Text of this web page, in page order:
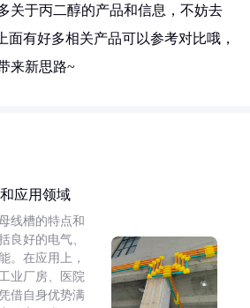
关于丙二醇的产品和信息，不妨去
面有好多相关产品可以参考对比哦，
来新思路~
应用领域
线槽的特点和
良好的电气、
。在应用上，
业厂房、医院
借自身优势满